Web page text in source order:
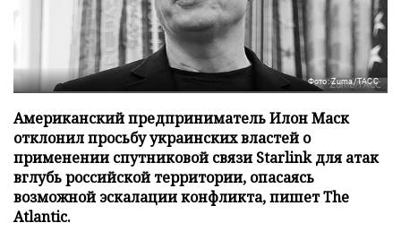
Фото: Zuma/ТАСС
Американский предприниматель Илон Маск
отклонил просьбу украинских властей о
применении спутниковой связи Starlink для атак
вглубь российской территории, опасаясь
возможной эскалации конфликта, пишет The
Atlantic.